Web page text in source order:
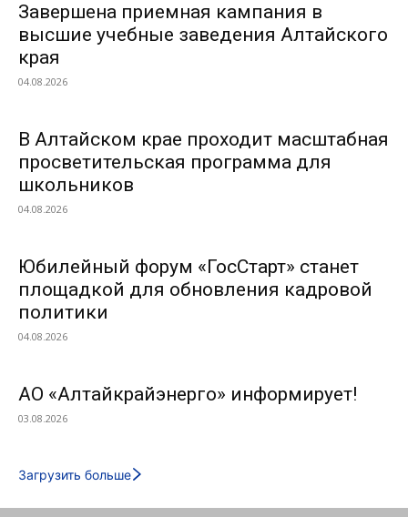
Завершена приемная кампания в
высшие учебные заведения Алтайского
края
04.08.2026
В Алтайском крае проходит масштабная
просветительская программа для
школьников
04.08.2026
Юбилейный форум «ГосСтарт» станет
площадкой для обновления кадровой
политики
04.08.2026
АО «Алтайкрайэнерго» информирует!
03.08.2026
Загрузить больше